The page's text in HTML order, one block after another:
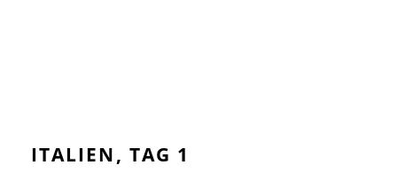
ITALIEN, TAG 1